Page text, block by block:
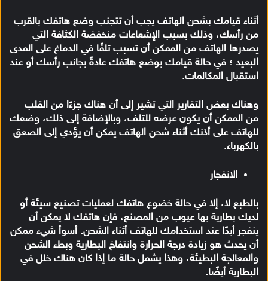
أثناء قيامك بشحن الهاتف يجب أن تتجنب وضع هاتفك بالقرب
من رأسك، وذلك بسبب الإشعاعات منخفضة الكثافة التي
يصدرها الهاتف من الممكن أن تسبب تلفًا في الدماغ على المدى
البعيد ؛ في حالة قيامك بوضع هاتفك عادةً بجانب رأسك أو عند
استقبال المكالمات.
وهناك بعض التقارير التي تشير إلى أن هناك جزءًا من القلب
من الممكن أن يكون عرضه للتلف، وبالإضافة إلى ذلك، وضعك
للهاتف على أذنك أثناء شحن الهاتف يمكن أن يؤدي إلى الصعق
بالكهرباء.
الانفجار
بالطبع لا، إلا في حالة خضوع هاتفك لعمليات تصنيع سيئة أو
لديك بطارية بها عيوب من المصنع، فإن هاتفك لا يمكن أن
ينفجر أبدًا عند استخدامك للهاتف أثناء الشحن. أسوأ شيء ممكن
أن يحدث هو زيادة درجة الحرارة وانتفاخ البطارية وبطء الشحن
والمعالجة البطيئة، وهذا يشمل حالة ما إذا كان هناك خلل في
البطارية أيضًا.